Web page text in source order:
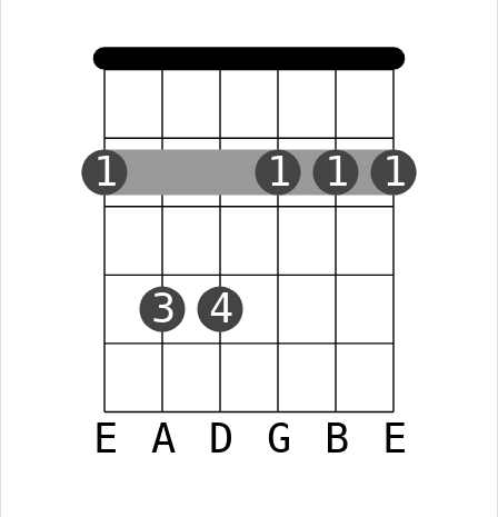
E A D G B E
1
3 4
1 1 1